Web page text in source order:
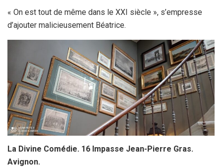
« On est tout de même dans le XXI siècle », s’empresse
d’ajouter malicieusement Béatrice.
La Divine Comédie. 16 Impasse Jean-Pierre Gras.
Avignon.